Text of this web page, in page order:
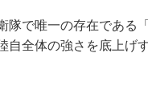
で唯一の存在である
自全体の強さを底上げ